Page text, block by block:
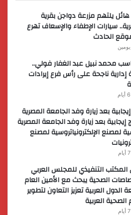
يلتهم مزرعة دواجن بقرية
سيارات الإطفاء والإسعاف تهرع
الحادث
محمد نبيل عبد الغفار فولي..
إدارية ناجحة على رأس فرع إيرادات
إيجابية بعد زيارة وفد الجامعة المصرية
إيجابية بعد زيارة وفد الجامعة المصرية
لمصنع الإلكترونياتروسية لمصنع
التنفيذي للمجلس العربي
الصحية يبحث مع الأمين العام
الدول العربية تعزيز التعاون لتطوير
الصحية العربية